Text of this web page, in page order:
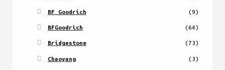
BF Goodrich (9)
BFGoodrich (64)
Bridgestone (73)
Chaoyang (3)